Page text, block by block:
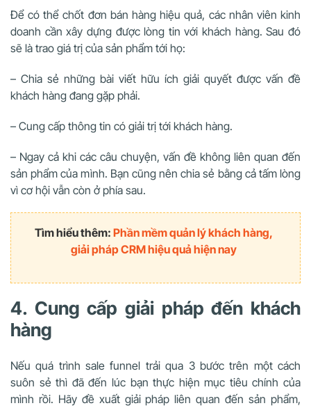
Để có thể chốt đơn bán hàng hiệu quả, các nhân viên kinh
doanh cần xây dựng được lòng tin với khách hàng. Sau đó
sẽ là trao giá trị của sản phẩm tới họ:
– Chia sẻ những bài viết hữu ích giải quyết được vấn đề
khách hàng đang gặp phải.
– Cung cấp thông tin có giải trị tới khách hàng.
– Ngay cả khi các câu chuyện, vấn đề không liên quan đến
sản phẩm của mình. Bạn cũng nên chia sẻ bằng cả tấm lòng
vì cơ hội vẫn còn ở phía sau.
Tìm hiểu thêm: Phần mềm quản lý khách hàng,
giải pháp CRM hiệu quả hiện nay
4. Cung cấp giải pháp đến khách
hàng
Nếu quá trình sale funnel trải qua 3 bước trên một cách
suôn sẻ thì đã đến lúc bạn thực hiện mục tiêu chính của
mình rồi. Hãy đề xuất giải pháp liên quan đến sản phẩm,